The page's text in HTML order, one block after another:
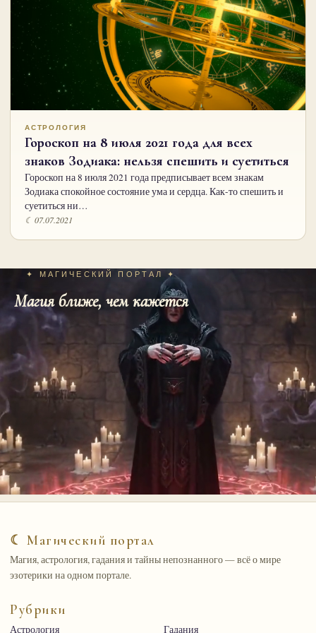
АСТРОЛОГИЯ
Гороскоп на 8 июля 2021 года для всех
знаков Зодиака: нельзя спешить и суетиться
Гороскоп на 8 июля 2021 года предписывает всем знакам
Зодиака спокойное состояние ума и сердца. Как-то спешить и
суетиться ни…
☾ 07.07.2021
✦ МАГИЧЕСКИЙ ПОРТАЛ ✦
Магия ближе, чем кажется
☾ Магический портал
Магия, астрология, гадания и тайны непознанного — всё о мире
эзотерики на одном портале.
Рубрики
Астрология Гадания